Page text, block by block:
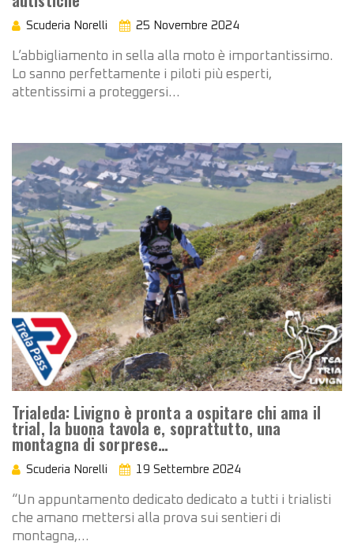
Scuderia Norelli 25 Novembre 2024
L’abbigliamento in sella alla moto è importantissimo.
Lo sanno perfettamente i piloti più esperti,
attentissimi a proteggersi…
Trialeda: Livigno è pronta a ospitare chi ama il
trial, la buona tavola e, soprattutto, una
montagna di sorprese…
Scuderia Norelli 19 Settembre 2024
“Un appuntamento dedicato dedicato a tutti i trialisti
che amano mettersi alla prova sui sentieri di
montagna,…